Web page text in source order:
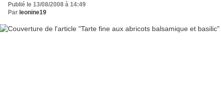
Publié le 13/08/2008 à 14:49
Par leonine19